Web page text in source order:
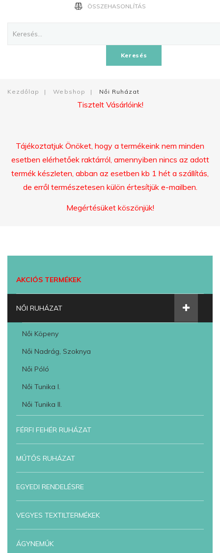
ÖSSZEHASONLÍTÁS
Keresés
Kezdőlap | Webshop | Női Ruházat
Tisztelt Vásárlóink!
Tájékoztatjuk Önöket, hogy a termékeink nem minden
esetben elérhetőek raktárról, amennyiben nincs az adott
termék készleten, abban az esetben kb 1 hét a szállítás,
de erről természetesen külön értesítjük e-mailben.
Megértésüket köszönjük!
AKCIÓS TERMÉKEK
NŐI RUHÁZAT
Női Köpeny
Női Nadrág, Szoknya
Női Póló
Női Tunika I.
Női Tunika II.
FÉRFI FEHÉR RUHÁZAT
MŰTŐS RUHÁZAT
EGYEDI RENDELÉSRE
VEGYES TEXTILTERMÉKEK
ÁGYNEMŰK
Google